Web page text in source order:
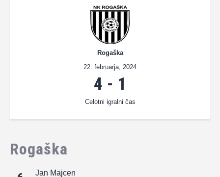
Rogaška
22. februarja, 2024
4 - 1
Celotni igralni čas
Rogaška
Jan Majcen